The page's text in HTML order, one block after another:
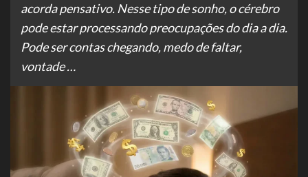
acorda pensativo. Nesse tipo de sonho, o cérebro
pode estar processando preocupações do dia a dia.
Pode ser contas chegando, medo de faltar,
vontade …